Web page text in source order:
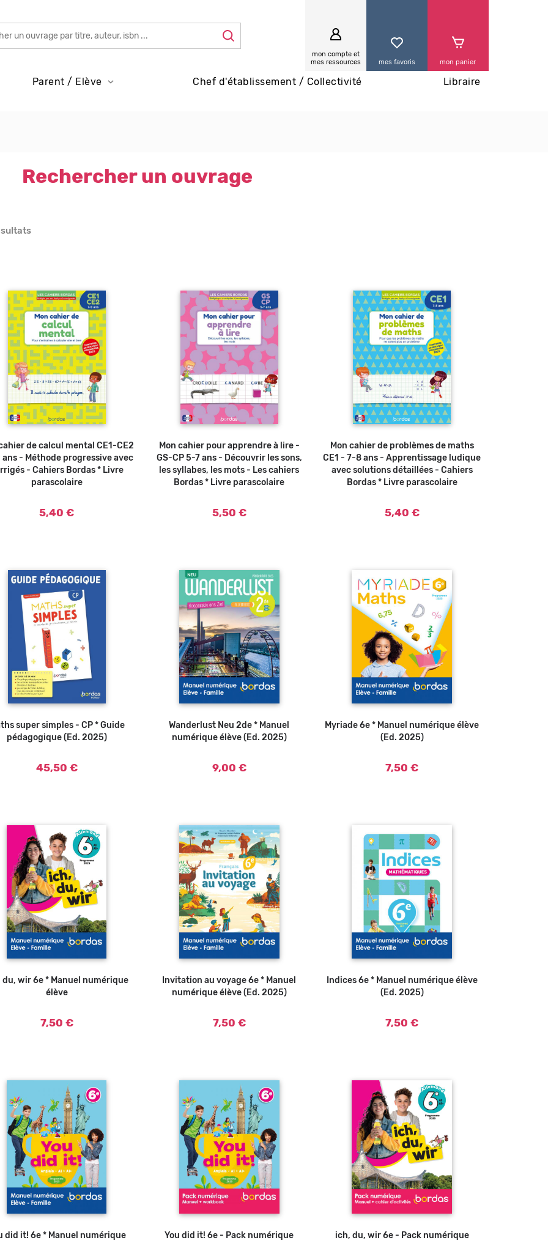
mon compte et
mes ressources
mes favoris mon panier
Parent / Elève Chef d'établissement / Collectivité Libraire
Rechercher un ouvrage
Ajouter au panier
de calcul mental CE1-CE2
- Méthode progressive avec
- Cahiers Bordas * Livre
parascolaire
5,40 €
Ajouter au panier
Mon cahier pour apprendre à lire -
GS-CP 5-7 ans - Découvrir les sons,
les syllabes, les mots - Les cahiers
Bordas * Livre parascolaire
5,50 €
Ajouter au panier
Mon cahier de problèmes de maths
CE1 - 7-8 ans - Apprentissage ludique
avec solutions détaillées - Cahiers
Bordas * Livre parascolaire
5,40 €
Ajouter au panier
super simples - CP * Guide
pédagogique (Ed. 2025)
45,50 €
Wanderlust Neu 2de * Manuel
numérique élève (Ed. 2025)
9,00 €
Myriade 6e * Manuel numérique élève
(Ed. 2025)
7,50 €
du, wir 6e * Manuel numérique
élève
7,50 €
Invitation au voyage 6e * Manuel
numérique élève (Ed. 2025)
7,50 €
Indices 6e * Manuel numérique élève
(Ed. 2025)
7,50 €
did it! 6e * Manuel numérique
You did it! 6e - Pack numérique
ich, du, wir 6e - Pack numérique